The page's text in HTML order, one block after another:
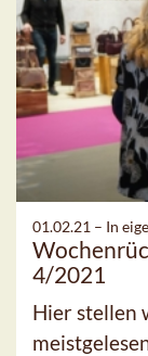
01.02.21 – In
4/2021
Hier stellen